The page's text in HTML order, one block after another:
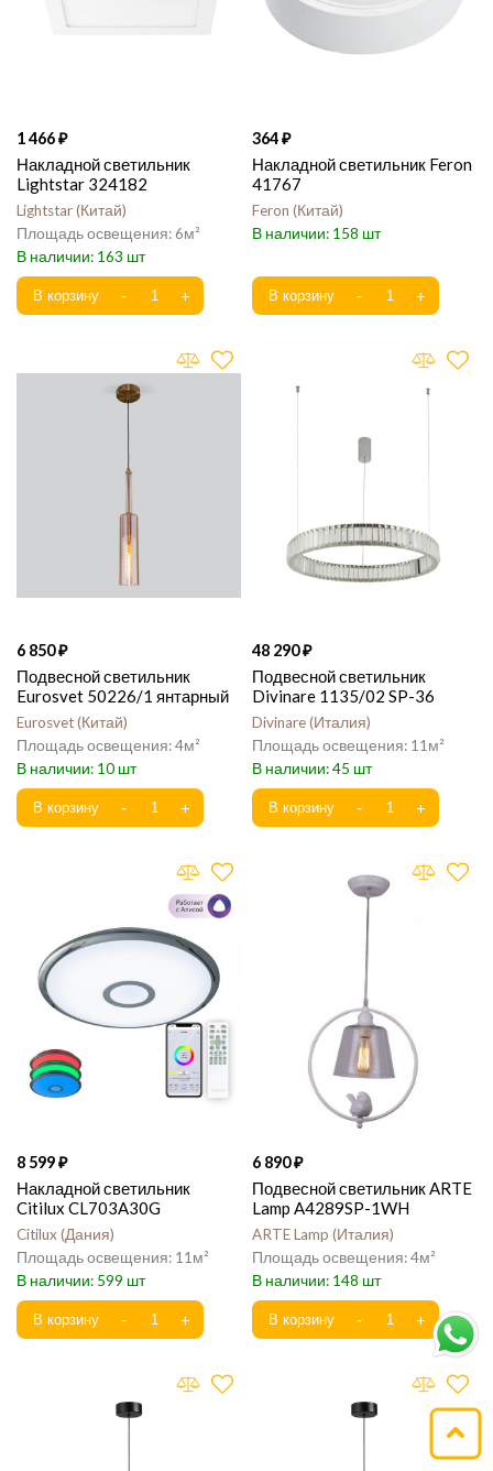
1 466
Накладной светильник
Lightstar 324182
Lightstar Китай
6
163
364
Накладной светильник Feron
41767
Feron Китай
158
6 850
Подвесной светильник
Eurosvet 50226/1 янтарный
Eurosvet Китай
4
10
48 290
Подвесной светильник
Divinare 1135/02 SP-36
Divinare Италия
11
45
8 599
Накладной светильник
Citilux CL703A30G
Citilux Дания
11
599
6 890
Подвесной светильник ARTE
Lamp A4289SP-1WH
ARTE Lamp Италия
4
148